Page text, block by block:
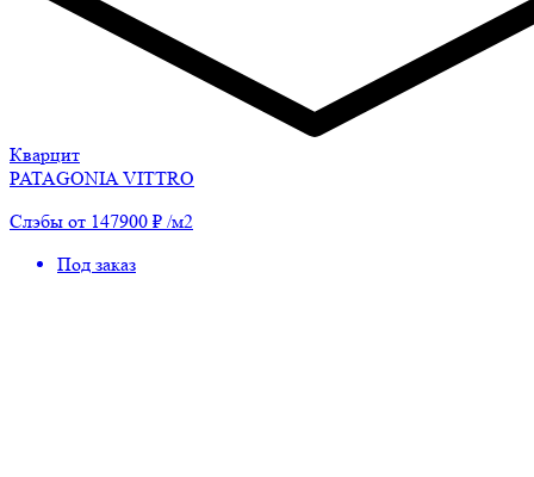
Кварцит
PATAGONIA VITTRO
Слэбы от 147900 ₽ /м2
Под заказ